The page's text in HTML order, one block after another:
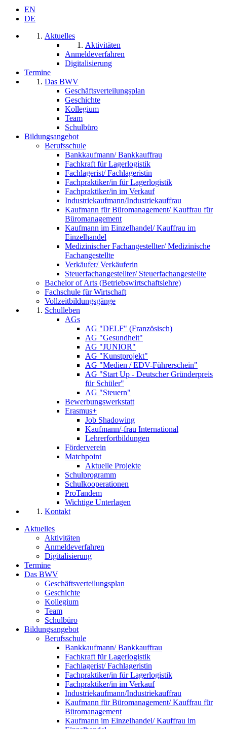
EN
DE
Aktuelles
Aktivitäten
Anmeldeverfahren
Digitalisierung
Termine
Das BWV
Geschäftsverteilungsplan
Geschichte
Kollegium
Team
Schulbüro
Bildungsangebot
Berufsschule
Bankkaufmann/ Bankkauffrau
Fachkraft für Lagerlogistik
Fachlagerist/ Fachlageristin
Fachpraktiker/in für Lagerlogistik
Fachpraktiker/in im Verkauf
Industriekaufmann/Industriekauffrau
Kaufmann für Büromanagement/ Kauffrau für
Büromanagement
Kaufmann im Einzelhandel/ Kauffrau im
Einzelhandel
Medizinischer Fachangestellter/ Medizinische
Fachangestellte
Verkäufer/ Verkäuferin
Steuerfachangestellter/ Steuerfachangestellte
Bachelor of Arts (Betriebswirtschaftslehre)
Fachschule für Wirtschaft
Vollzeitbildungsgänge
Schulleben
AGs
AG "DELF" (Französisch)
AG "Gesundheit"
AG "JUNIOR"
AG "Kunstprojekt"
AG "Medien / EDV-Führerschein"
AG "Start Up - Deutscher Gründerpreis
für Schüler"
AG "Steuern"
Bewerbungswerkstatt
Erasmus+
Job Shadowing
Kaufmann/-frau International
Lehrerfortbildungen
Förderverein
Matchpoint
Aktuelle Projekte
Schulprogramm
Schulkooperationen
ProTandem
Wichtige Unterlagen
Kontakt
Aktuelles
Aktivitäten
Anmeldeverfahren
Digitalisierung
Termine
Das BWV
Geschäftsverteilungsplan
Geschichte
Kollegium
Team
Schulbüro
Bildungsangebot
Berufsschule
Bankkaufmann/ Bankkauffrau
Fachkraft für Lagerlogistik
Fachlagerist/ Fachlageristin
Fachpraktiker/in für Lagerlogistik
Fachpraktiker/in im Verkauf
Industriekaufmann/Industriekauffrau
Kaufmann für Büromanagement/ Kauffrau für
Büromanagement
Kaufmann im Einzelhandel/ Kauffrau im